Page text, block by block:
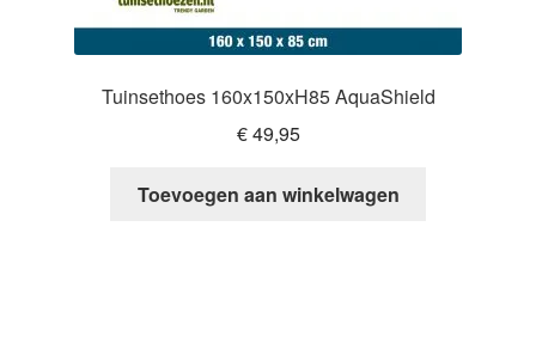
Tuinsethoes 160x150xH85 AquaShield
€49,95
Toevoegen aan winkelwagen